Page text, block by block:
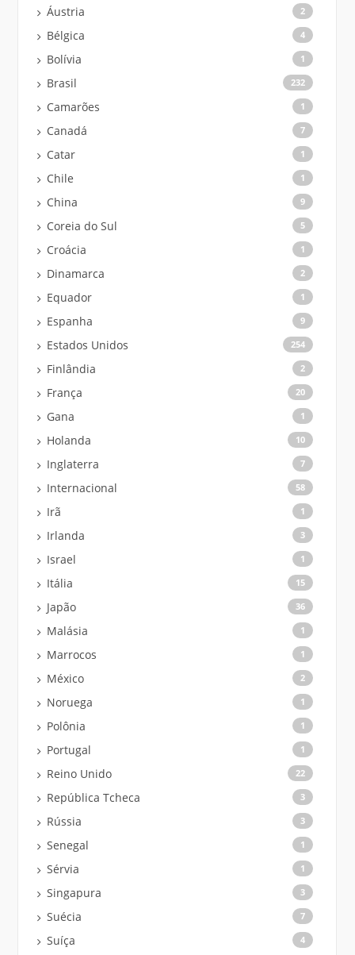
Áustria 2
Bélgica 4
Bolívia 1
Brasil 232
Camarões 1
Canadá 7
Catar 1
Chile 1
China 9
Coreia do Sul 5
Croácia 1
Dinamarca 2
Equador 1
Espanha 9
Estados Unidos 254
Finlândia 2
França 20
Gana 1
Holanda 10
Inglaterra 7
Internacional 58
Irã 1
Irlanda 3
Israel 1
Itália 15
Japão 36
Malásia 1
Marrocos 1
México 2
Noruega 1
Polônia 1
Portugal 1
Reino Unido 22
República Tcheca 3
Rússia 3
Senegal 1
Sérvia 1
Singapura 3
Suécia 7
Suíça 4